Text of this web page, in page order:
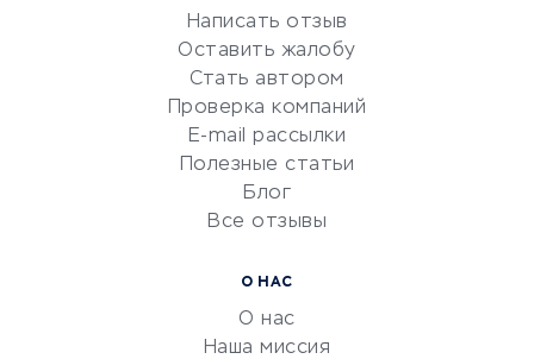
Репетиторство
Красота и здоровье
Сервисы по поиску работы
Сетевой маркетинг
УСЛУГИ ДЛЯ БИЗНЕСА
Написать отзыв
Оставить жалобу
Стать автором
Проверка компаний
E-mail рассылки
Полезные статьи
Блог
Все отзывы
О НАС
О нас
Наша миссия